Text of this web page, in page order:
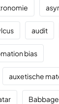
audit
bias
auxetische
Babbage